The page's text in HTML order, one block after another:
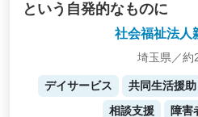
という自発的なものに
社会福祉法人
埼玉県／約
デイサービス 共同生活援助
相談支援
障害